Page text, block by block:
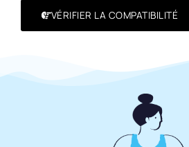
VÉRIFIER LA COMPATIBILITÉ